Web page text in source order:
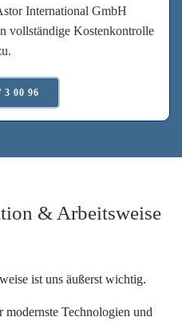
International GmbH
vollständige Kostenkontrolle
3 00 96
& Arbeitsweise
ist uns äußerst wichtig.
Technologien und